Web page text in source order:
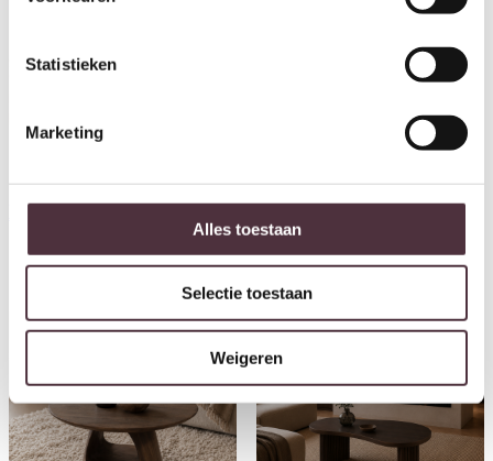
Statistieken
Marketing
Alles toestaan
Selectie toestaan
Weigeren
Salontafel Tweak Curve set van
2 / Massief mango zand
Salontafel Wave driehoekig set
van 2 / Massief mango zand
349,00